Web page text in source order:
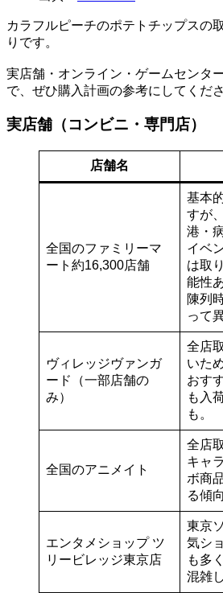
カラフルピーチのポテトチップスの
りです。
実店舗・オンライン・ゲームセンタ
で、ぜひ購入計画の参考にしてくださ
実店舗（コンビニ・専門店）
店舗名
全国のファミリーマ
ート約16,300店舗
基本
すが
港・
イベ
は取
能性
陳列
って
ヴィレッジヴァンガ
ード（一部店舗の
み）
全店
いた
おす
も入
も。
全国のアニメイト
全店
キャ
ボ商
る傾
エンタメショップ ツ
リービレッジ東京店
東京
気シ
も多
混雑